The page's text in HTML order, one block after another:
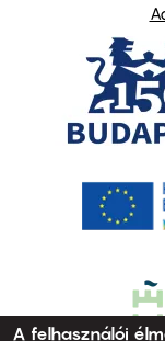
A felhasználói